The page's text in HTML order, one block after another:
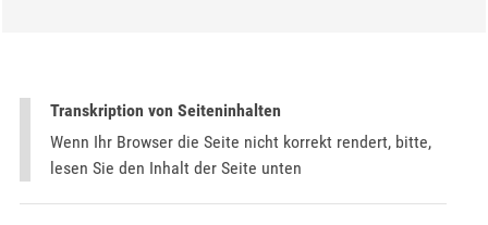
Transkription von Seiteninhalten
Wenn Ihr Browser die Seite nicht korrekt rendert, bitte,
lesen Sie den Inhalt der Seite unten